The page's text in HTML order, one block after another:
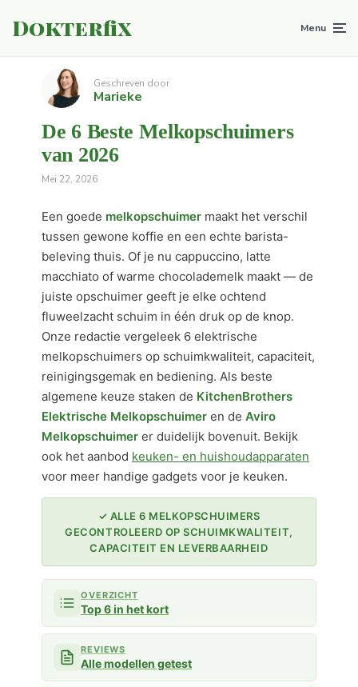
Dokterfix Menu
Geschreven door
Marieke
De 6 Beste Melkopschuimers
van 2026
Mei 22, 2026
Een goede melkopschuimer maakt het verschil
tussen gewone koffie en een echte barista-
beleving thuis. Of je nu cappuccino, latte
macchiato of warme chocolademelk maakt — de
juiste opschuimer geeft je elke ochtend
fluweelzacht schuim in één druk op de knop.
Onze redactie vergeleek 6 elektrische
melkopschuimers op schuimkwaliteit, capaciteit,
reinigingsgemak en bediening. Als beste
algemene keuze staken de KitchenBrothers
Elektrische Melkopschuimer en de Aviro
Melkopschuimer er duidelijk bovenuit. Bekijk
ook het aanbod keuken- en huishoudapparaten
voor meer handige gadgets voor je keuken.
✓ ALLE 6 MELKOPSCHUIMERS
GECONTROLEERD OP SCHUIMKWALITEIT,
CAPACITEIT EN LEVERBAARHEID
OVERZICHT
Top 6 in het kort
REVIEWS
Alle modellen getest